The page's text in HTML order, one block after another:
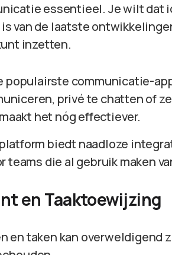
essentieel. Je wilt dat
van de laatste
inzetten.
populairste communicatie-
privé te chatten of
maakt het nóg effectiever.
biedt naadloze
teams die al gebruik maken
en Taaktoewijzing
en taken kan overweldigend